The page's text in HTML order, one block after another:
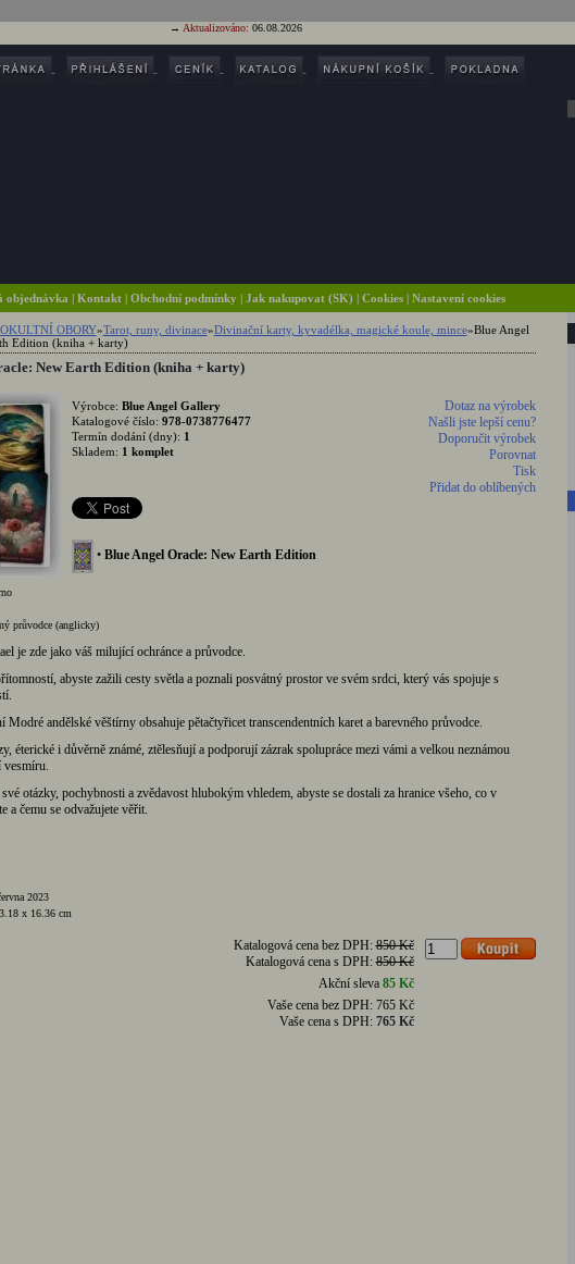
→ Aktualizováno: 06.08.2026
objednávka | Kontakt | Obchodní podmínky | Jak nakupovat (SK) | Cookies | Nastavení cookies
OKULTNÍ OBORY»Tarot, runy, divinace»Divinační karty, kyvadélka, magické koule, mince»Blue Angel
Edition (kniha + karty)
New Earth Edition (kniha + karty)
Dotaz na výrobek
Našli jste lepší cenu?
Doporučit výrobek
Porovnat
Tisk
Přidat do oblíbených
Výrobce: Blue Angel Gallery
Katalogové číslo: 978-0738776477
Termín dodání (dny): 1
Skladem: 1 komplet
• Blue Angel Oracle: New Earth Edition
průvodce (anglicky)
je zde jako váš milující ochránce a průvodce.
abyste zažili cesty světla a poznali posvátný prostor ve svém srdci, který vás spojuje s
Modré andělské věštírny obsahuje pětačtyřicet transcendentních karet a barevného průvodce.
éterické i důvěrně známé, ztělesňují a podporují zázrak spolupráce mezi vámi a velkou neznámou
vesmíru.
otázky, pochybnosti a zvědavost hlubokým vhledem, abyste se dostali za hranice všeho, co v
a čemu se odvažujete věřit.
2023
x 16.36 cm
Katalogová cena bez DPH:850 Kč
Katalogová cena s DPH:850 Kč
Akční sleva 85 Kč
Vaše cena bez DPH: 765 Kč
Vaše cena s DPH: 765 Kč